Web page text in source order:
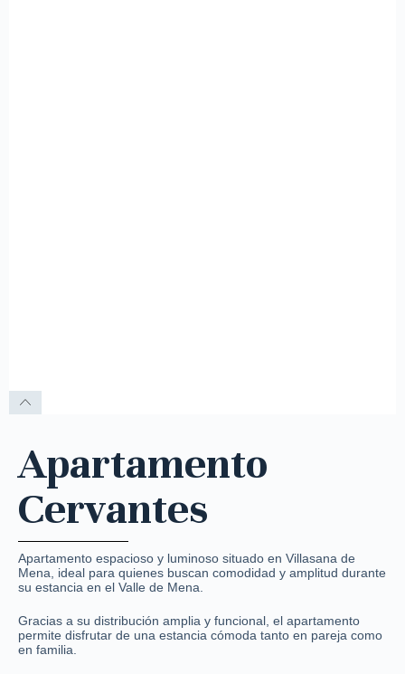
Apartamento
Cervantes
Apartamento espacioso y luminoso situado en Villasana de
Mena, ideal para quienes buscan comodidad y amplitud durante
su estancia en el Valle de Mena.
Gracias a su distribución amplia y funcional, el apartamento
permite disfrutar de una estancia cómoda tanto en pareja como
en familia.